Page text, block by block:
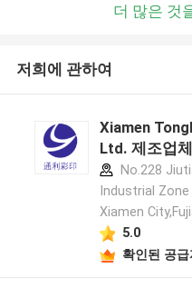
더 많은 것
저희에 관하여
Xiamen
Ltd. 제조업
No.228
Industrial
Xiamen
5.0
확인된 공급